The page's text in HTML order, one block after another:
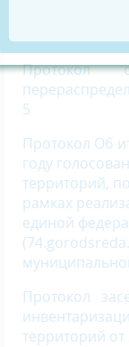
современной
Протокол
5
Протокол Об
году
территорий,
рамках
единой
Протокол
территорий от